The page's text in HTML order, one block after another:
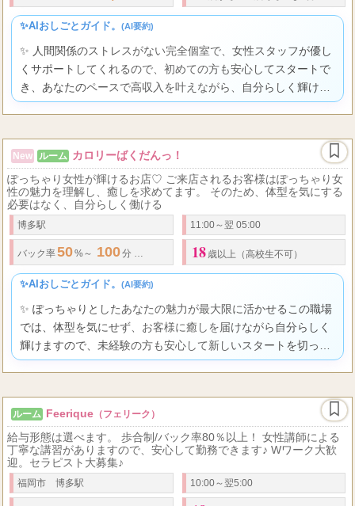
✨AIおしごとガイド。 (AI要約)
✨ 人間関係のストレスがない完全個室で、女性スタッフが優し
くサポートしてくれるので、初めての方も安心してスタートで
き、あなたのペースで高収入を叶えながら、自分らしく輝ける
喜びを感じられる職場です。
New ルーム カロリーばくだんっ！
ぽっちゃり女性が輝けるお店♡ ご来店されるお客様はぽっちゃり女
性の魅力を理解し、癒しを求めてます。 そのため、体型を気にする
必要はなく、自分らしく働ける
博多駅 11:00～翌 05:00
バック率50%～ 100分 7,000 円～ オプションなどはフルバックです♪
18 歳以上（高校生不可）
✨AIおしごとガイド。 (AI要約)
✨ ぽっちゃりとしたあなたの魅力が最大限に活かせるこの職場
では、体型を気にせず、お客様に癒しを届けながら自分らしく
輝けますので、未経験の方も安心して新しいスタートを切って
くださいね。
ルーム Feerique （フェリーク）
給与形態は選べます。 歩合制/バック率80％以上！ 女性講師による
丁寧な講習がありますので、安心して勤務できます♪ Wワーク大歓
迎。セラピスト大募集♪
福岡市 博多駅 10:00～翌5:00